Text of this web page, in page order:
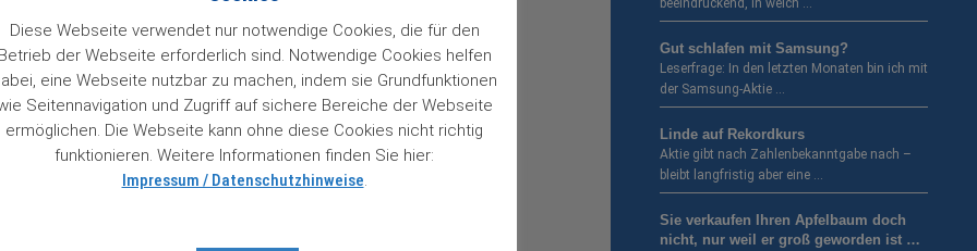
beeindruckend, in welch …
Gut schlafen mit Samsung?
Leserfrage: In den letzten Monaten bin ich mit
der Samsung-Aktie …
Linde auf Rekordkurs
Aktie gibt nach Zahlenbekanntgabe nach –
bleibt langfristig aber eine …
Sie verkaufen Ihren Apfelbaum doch
nicht, nur weil er groß geworden ist …
Diese Webseite verwendet nur notwendige Cookies, die für den
der Webseite erforderlich sind. Notwendige Cookies helfen
eine Webseite nutzbar zu machen, indem sie Grundfunktionen
Seitennavigation und Zugriff auf sichere Bereiche der Webseite
ermöglichen. Die Webseite kann ohne diese Cookies nicht richtig
funktionieren. Weitere Informationen finden Sie hier:
Impressum / Datenschutzhinweise.